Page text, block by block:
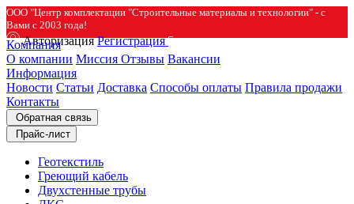
ООО "Центр комплектации "Строительные материалы и технологии" - с
Вами с 2003 года!
Авторизация Регистрация
Компания
О компании Миссия Отзывы Вакансии
Информация
Новости Статьи Доставка Способы оплаты Правила продажи
Контакты
Обратная связь
Прайс-лист
Геотекстиль
Греющий кабель
Двухстенные трубы